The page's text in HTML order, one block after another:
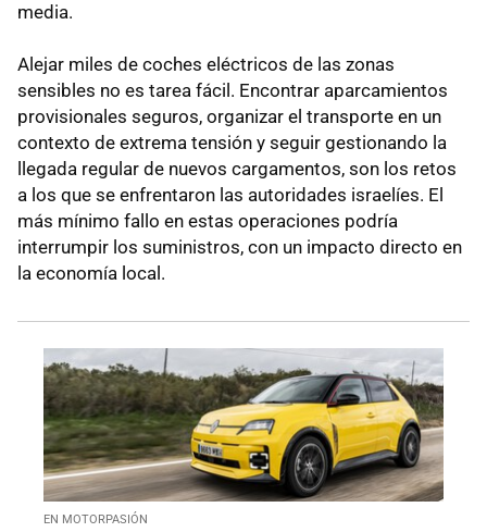
media.
Alejar miles de coches eléctricos de las zonas
sensibles no es tarea fácil. Encontrar aparcamientos
provisionales seguros, organizar el transporte en un
contexto de extrema tensión y seguir gestionando la
llegada regular de nuevos cargamentos, son los retos
a los que se enfrentaron las autoridades israelíes. El
más mínimo fallo en estas operaciones podría
interrumpir los suministros, con un impacto directo en
la economía local.
EN MOTORPASIÓN